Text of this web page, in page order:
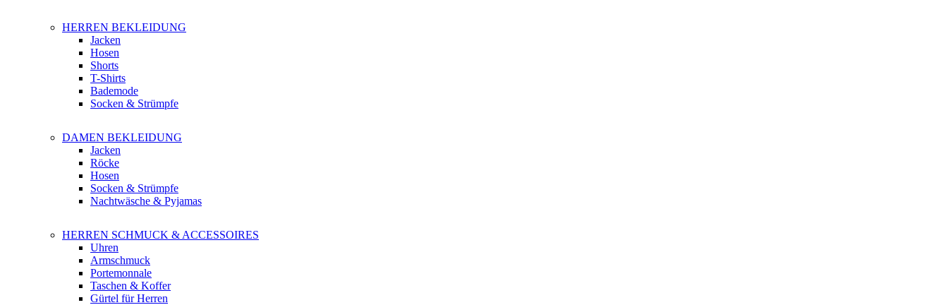
HERREN BEKLEIDUNG
Jacken
Hosen
Shorts
T-Shirts
Bademode
Socken & Strümpfe
DAMEN BEKLEIDUNG
Jacken
Röcke
Hosen
Socken & Strümpfe
Nachtwäsche & Pyjamas
HERREN SCHMUCK & ACCESSOIRES
Uhren
Armschmuck
Portemonnale
Taschen & Koffer
Gürtel für Herren